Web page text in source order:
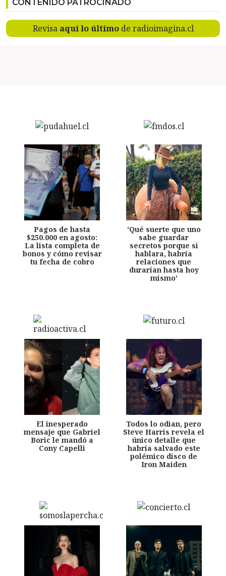
CONTENIDO PATROCINADO
Revisa aquí lo últimode radioimagina.cl
Pagos de hasta
$250.000 en agosto:
La lista completa de
bonos y cómo revisar
tu fecha de cobro
'Qué suerte que uno
sabe guardar
secretos porque si
hablara, habría
relaciones que
durarían hasta hoy
mismo'
El inesperado
mensaje que Gabriel
Boric le mandó a
Cony Capelli
Todos lo odian, pero
Steve Harris revela el
único detalle que
habría salvado este
polémico disco de
Iron Maiden